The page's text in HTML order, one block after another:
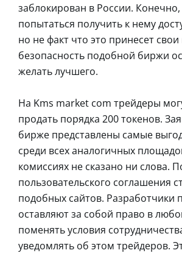
заблокирован в России.
попытаться получить к нему
но не факт что это принесет
безопасность подобной биржи
желать лучшего.
На Kms market com трейдеры
продать порядка 200 токенов.
бирже представлены самые
среди всех аналогичных
комиссиях не сказано ни слова.
пользовательского соглашения
подобных сайтов. Разработчики
оставляют за собой право в
поменять условия
уведомлять об этом трейдеров.